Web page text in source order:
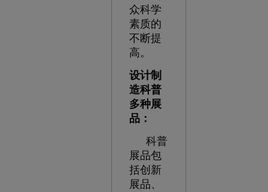
众科学
素质的
不断提
高。
设计制
造科普
多种展
品：
科普
展品包
括创新
展品、